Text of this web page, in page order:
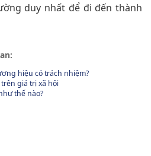
duy nhất để đi đến thành
hiệu có trách nhiệm?
giá trị xã hội
thế nào?